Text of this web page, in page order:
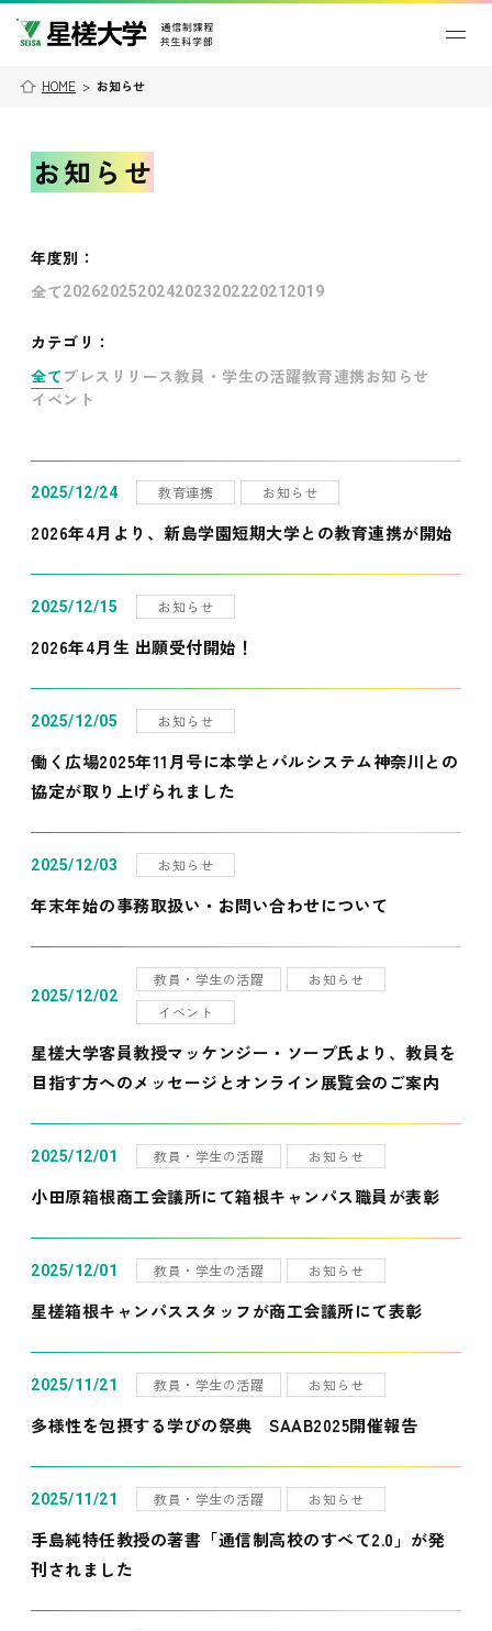
HOME > お知らせ
お知らせ
年度別 ：
全て202620252024202320222021 2019
カテゴリ：
全て プレスリリース教員・学生の活躍教育連携お知らせ
イベント
2025/12/24 教育連携 お知らせ
2026年4月より、新島学園短期大学との教育連携が開始
2025/12/15 お知らせ
2026年4月生 出願受付開始！
2025/12/05 お知らせ
働く広場2025年11月号に本学とパルシステム神奈川との
協定が取り上げられました
2025/12/03 お知らせ
年末年始の事務取扱い・お問い合わせについて
2025/12/02
教員・学生の活躍
お知らせ
イベント
星槎大学客員教授マッケンジー・ソープ氏より、教員を
目指す方へのメッセージとオンライン展覧会のご案内
2025/12/01 教員・学生の活躍 お知らせ
小田原箱根商工会議所にて箱根キャンパス職員が表彰
2025/12/01 教員・学生の活躍 お知らせ
星槎箱根キャンパススタッフが商工会議所にて表彰
2025/11/21 教員・学生の活躍 お知らせ
多様性を包摂する学びの祭典 SAAB2025開催報告
2025/11/21 教員・学生の活躍 お知らせ
手島純特任教授の著書「通信制高校のすべて2.0」が発
刊されました